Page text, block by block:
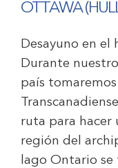
OTTAWA
Desayuno en el
Durante
país
ruta para hacer
región del
lago Ontario se